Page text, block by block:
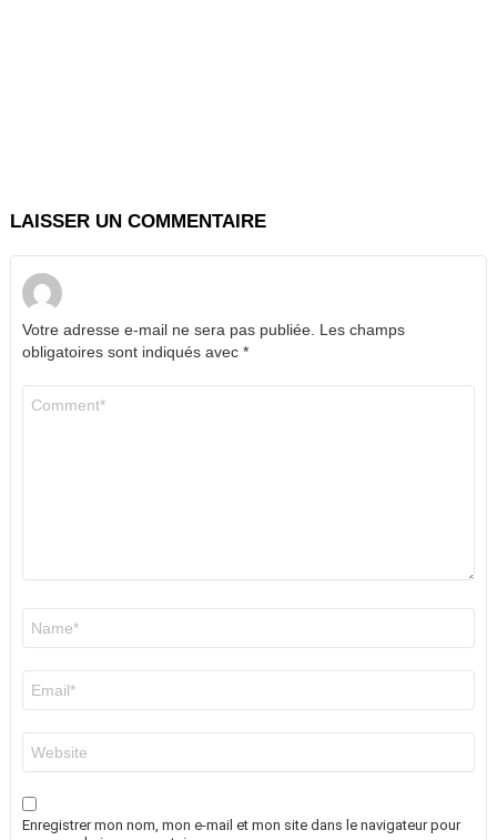
LAISSER UN COMMENTAIRE
Votre adresse e-mail ne sera pas publiée. Les champs
obligatoires sont indiqués avec *
mail
*
web
Enregistrer mon nom, mon e-mail et mon site dans le navigateur pour